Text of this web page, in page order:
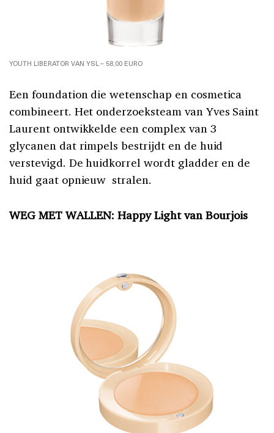
YOUTH LIBERATOR VAN YSL – 58,00 EURO
Een foundation die wetenschap en cosmetica
combineert. Het onderzoeksteam van Yves Saint
Laurent ontwikkelde een complex van 3
glycanen dat rimpels bestrijdt en de huid
verstevigd. De huidkorrel wordt gladder en de
huid gaat opnieuw stralen.
WEG MET WALLEN: Happy Light van Bourjois